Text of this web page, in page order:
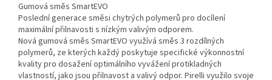
Gumová směs SmartEVO
Poslední generace směsi chytrých polymerů pro docílení
maximální přilnavosti s nízkým valivým odporem.
Nová gumová směs SmartEVO využívá směs 3 rozdílných
polymerů, ze kterých každý poskytuje specifické výkonnostní
kvality pro dosažení optimálního vyvážení protikladných
vlastností, jako jsou přilnavost a valivý odpor. Pirelli využilo svoje